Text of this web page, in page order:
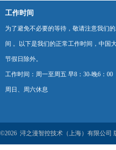
工作时间
为了避免不必要的等待，敬请注意我们
间 。以下是我们的正常工作时间，中国
节假日除外。
工作时间：周一至周五 早8：30-晚6：00
周日、周六休息
©2026 浔之漫智控技术（上海）有限公司